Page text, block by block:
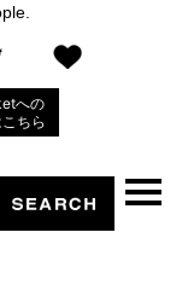
への
ちら